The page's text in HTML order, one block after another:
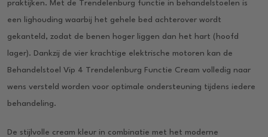
praktijken. Met de Trendelenburg functie in behandelstoelen is
een lighouding waarbij het gehele bed achterover wordt
gekanteld, zodat de benen hoger liggen dan het hart (hoofd
lager). Dankzij de vier krachtige elektrische motoren kan de
Behandelstoel Vip 4 Trendelenburg Functie Cream volledig naar
wens versteld worden voor optimale ondersteuning tijdens iedere
behandeling.
De stijlvolle cream kleur in combinatie met het moderne